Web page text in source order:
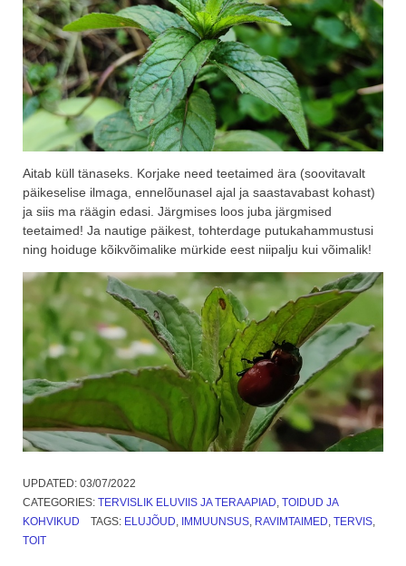
Aitab küll tänaseks. Korjake need teetaimed ära (soovitavalt
päikeselise ilmaga, ennelõunasel ajal ja saastavabast kohast)
ja siis ma räägin edasi. Järgmises loos juba järgmised
teetaimed! Ja nautige päikest, tohterdage putukahammustusi
ning hoiduge kõikvõimalike mürkide eest niipalju kui võimalik!
UPDATED: 03/07/2022
CATEGORIES: TERVISLIK ELUVIIS JA TERAAPIAD TOIDUD JA
KOHVIKUD
TAGS: ELUJÕUD IMMUUNSUS, RAVIMTAIMED TERVIS,
TOIT